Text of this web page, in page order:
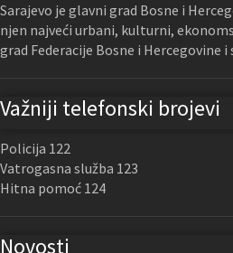
Sarajevo je glavni grad Bosne i
njen najveći urbani, kulturni,
grad Federacije Bosne i Hercegovine
Važniji telefonski brojevi
Policija 122
Vatrogasna služba 123
Hitna pomoć 124
Novosti